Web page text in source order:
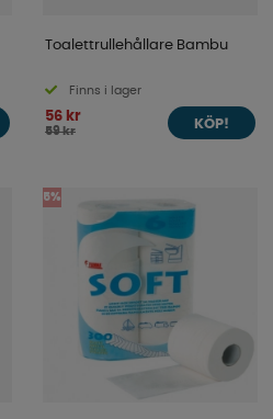
Toalettrullehållare Bambu
Finns i lager
56 kr
59 kr
KÖP!
5%